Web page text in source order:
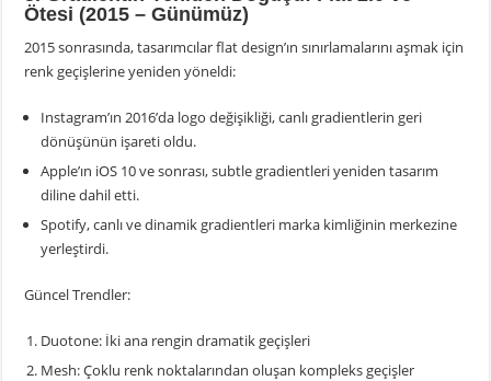
Ötesi (2015 – Günümüz)
2015 sonrasında, tasarımcılar flat design’ın sınırlamalarını aşmak için
renk geçişlerine yeniden yöneldi:
Instagram’ın 2016’da logo değişikliği, canlı gradientlerin geri
dönüşünün işareti oldu.
Apple’ın iOS 10 ve sonrası, subtle gradientleri yeniden tasarım
diline dahil etti.
Spotify, canlı ve dinamik gradientleri marka kimliğinin merkezine
yerleştirdi.
Güncel Trendler:
Duotone: İki ana rengin dramatik geçişleri
Mesh: Çoklu renk noktalarından oluşan kompleks geçişler